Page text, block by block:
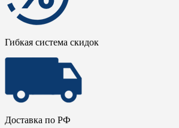
Гибкая система скидок
Доставка по РФ